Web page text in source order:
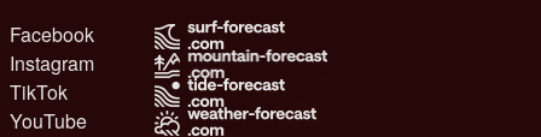
Facebook
Instagram
TikTok
YouTube